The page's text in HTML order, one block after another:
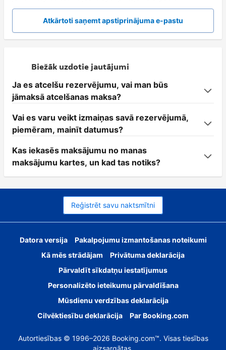
Atkārtoti saņemt apstiprinājuma e-pastu
Biežāk uzdotie jautājumi
Ja es atcelšu rezervējumu, vai man būs
jāmaksā atcelšanas maksa?
Vai es varu veikt izmaiņas savā rezervējumā,
piemēram, mainīt datumus?
Kas iekasēs maksājumu no manas
maksājumu kartes, un kad tas notiks?
Reģistrēt savu naktsmītni
Datora versija
Pakalpojumu izmantošanas noteikumi
Kā mēs strādājam
Privātuma deklarācija
Pārvaldīt sīkdatņu iestatījumus
Personalizēto ieteikumu pārvaldīšana
Mūsdienu verdzības deklarācija
Cilvēktiesību deklarācija
Par Booking.com
Autortiesības © 1996–2026 Booking.com™. Visas tiesības
aizsargātas.